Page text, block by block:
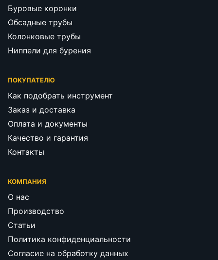
Буровые коронки
Обсадные трубы
Колонковые трубы
Ниппели для бурения
ПОКУПАТЕЛЮ
Как подобрать инструмент
Заказ и доставка
Оплата и документы
Качество и гарантия
Контакты
КОМПАНИЯ
О нас
Производство
Статьи
Политика конфиденциальности
Согласие на обработку данных